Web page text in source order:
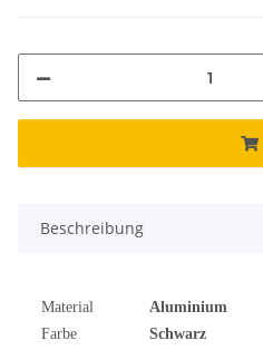
Beschreibung
Material
Aluminium
Farbe
Schwarz